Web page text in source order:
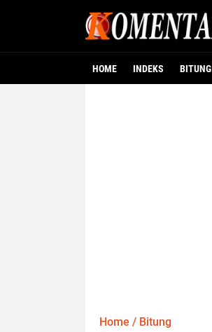
HOME INDEKS BITUNG
Home / Bitung